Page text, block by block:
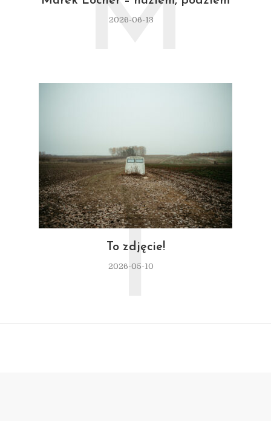
2026-06-13
To zdjęcie!
2026-05-10
T